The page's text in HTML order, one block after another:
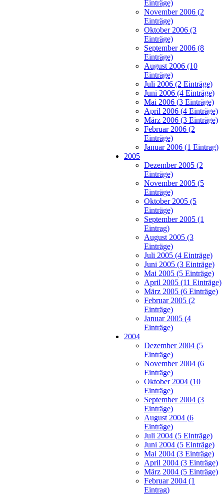
Einträge)
November 2006 (2
Einträge)
Oktober 2006 (3
Einträge)
September 2006 (8
Einträge)
August 2006 (10
Einträge)
Juli 2006 (2 Einträge)
Juni 2006 (4 Einträge)
Mai 2006 (3 Einträge)
April 2006 (4 Einträge)
März 2006 (3 Einträge)
Februar 2006 (2
Einträge)
Januar 2006 (1 Eintrag)
2005
Dezember 2005 (2
Einträge)
November 2005 (5
Einträge)
Oktober 2005 (5
Einträge)
September 2005 (1
Eintrag)
August 2005 (3
Einträge)
Juli 2005 (4 Einträge)
Juni 2005 (3 Einträge)
Mai 2005 (5 Einträge)
April 2005 (11 Einträge)
März 2005 (6 Einträge)
Februar 2005 (2
Einträge)
Januar 2005 (4
Einträge)
2004
Dezember 2004 (5
Einträge)
November 2004 (6
Einträge)
Oktober 2004 (10
Einträge)
September 2004 (3
Einträge)
August 2004 (6
Einträge)
Juli 2004 (5 Einträge)
Juni 2004 (5 Einträge)
Mai 2004 (3 Einträge)
April 2004 (3 Einträge)
März 2004 (5 Einträge)
Februar 2004 (1
Eintrag)